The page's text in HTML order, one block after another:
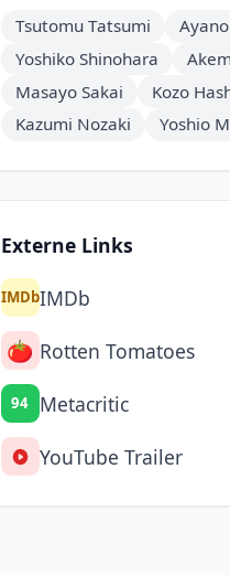
Tsutomu Tatsumi
Yoshiko Shinohara
Masayo Sakai
Kozo
Kazumi Nozaki
Yoshio
Externe Links
IMDbIMDb
🍅 Rotten Tomatoes
94 Metacritic
YouTube Trailer